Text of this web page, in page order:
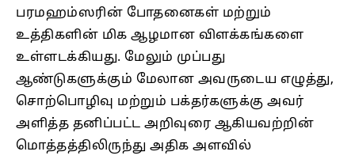
பரமஹம்ஸரின் போதனைகள் மற்றும்
உத்திகளின் மிக ஆழமான விளக்கங்களை
உள்ளடக்கியது. மேலும் முப்பது
ஆண்டுகளுக்கும் மேலான அவருடைய எழுத்து,
சொற்பொழிவு மற்றும் பக்தர்களுக்கு அவர்
அளித்த தனிப்பட்ட அறிவுரை ஆகியவற்றின்
மொத்தத்திலிருந்து அதிக அளவில்